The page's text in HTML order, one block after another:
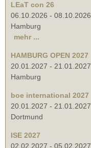
LEaT con 26
06.10.2026 - 08.10.2026
Hamburg
mehr ...
HAMBURG OPEN 2027
20.01.2027 - 21.01.2027
Hamburg
boe international 2027
20.01.2027 - 21.01.2027
Dortmund
ISE 2027
02.02.2027 - 05.02.2027